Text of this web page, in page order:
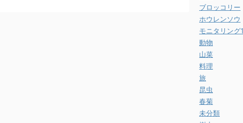
ブロッコリー
ホウレンソウ
モニタリング
動物
山菜
料理
旅
昆虫
春菊
未分類